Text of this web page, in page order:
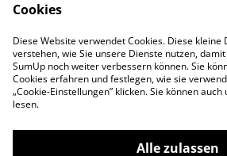
Events
Einzelkarten
Prints
Kontakt
Cookies
Diese Website verwendet Cookies. Diese kleine
verstehen, wie Sie unsere Dienste nutzen,
SumUp noch weiter verbessern können. Sie
Cookies erfahren und festlegen, wie sie
„Cookie-Einstellungen” klicken. Sie können auch
lesen.
Alle zulassen